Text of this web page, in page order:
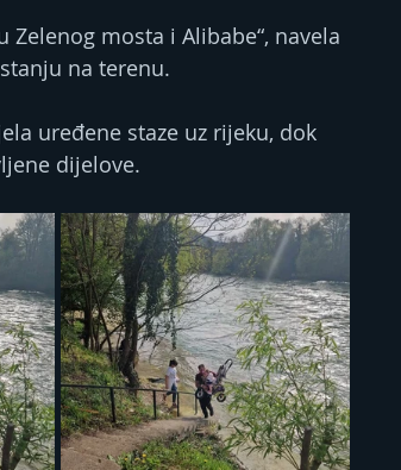
Zelenog mosta i Alibabe“, navela
na terenu.
uređene staze uz rijeku, dok
dijelove.